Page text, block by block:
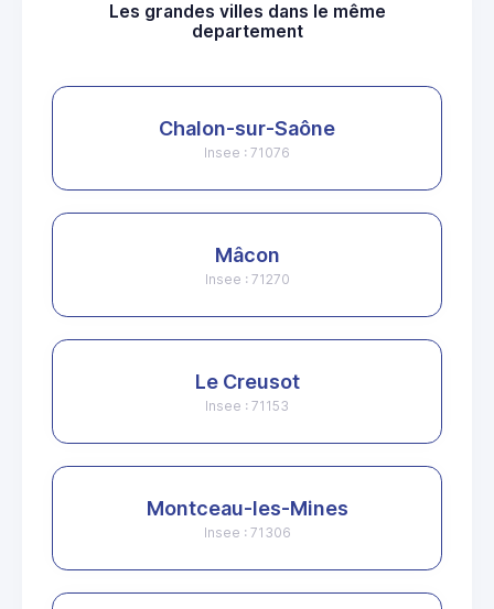
Les grandes villes dans le même
departement
Chalon-sur-Saône
Insee : 71076
Mâcon
Insee : 71270
Le Creusot
Insee : 71153
Montceau-les-Mines
Insee : 71306